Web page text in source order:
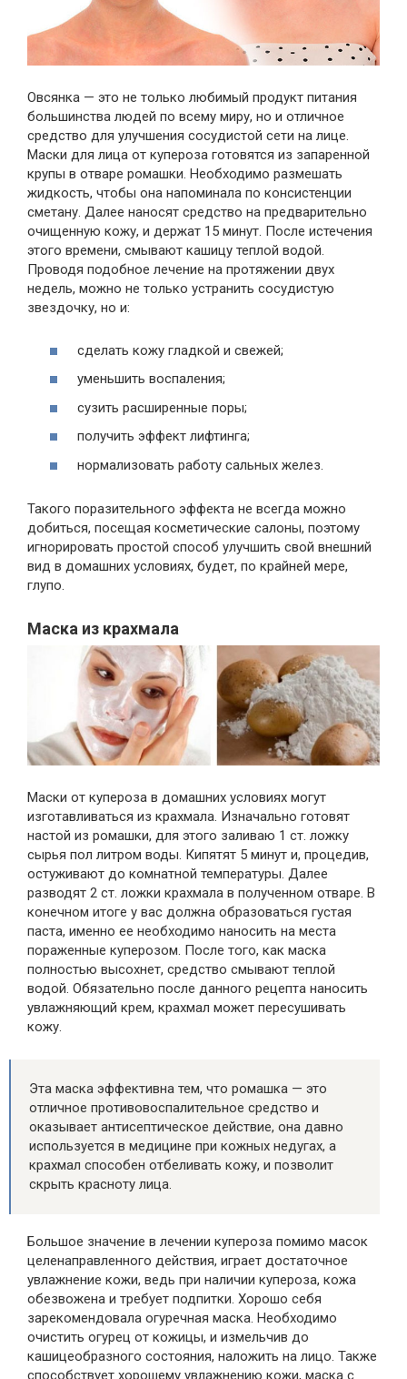
Овсянка — это не только любимый продукт питания
большинства людей по всему миру, но и отличное
средство для улучшения сосудистой сети на лице.
Маски для лица от купероза готовятся из запаренной
крупы в отваре ромашки. Необходимо размешать
жидкость, чтобы она напоминала по консистенции
сметану. Далее наносят средство на предварительно
очищенную кожу, и держат 15 минут. После истечения
этого времени, смывают кашицу теплой водой.
Проводя подобное лечение на протяжении двух
недель, можно не только устранить сосудистую
звездочку, но и:
сделать кожу гладкой и свежей;
уменьшить воспаления;
сузить расширенные поры;
получить эффект лифтинга;
нормализовать работу сальных желез.
Такого поразительного эффекта не всегда можно
добиться, посещая косметические салоны, поэтому
игнорировать простой способ улучшить свой внешний
вид в домашних условиях, будет, по крайней мере,
глупо.
Маска из крахмала
Маски от купероза в домашних условиях могут
изготавливаться из крахмала. Изначально готовят
настой из ромашки, для этого заливаю 1 ст. ложку
сырья пол литром воды. Кипятят 5 минут и, процедив,
остуживают до комнатной температуры. Далее
разводят 2 ст. ложки крахмала в полученном отваре. В
конечном итоге у вас должна образоваться густая
паста, именно ее необходимо наносить на места
пораженные куперозом. После того, как маска
полностью высохнет, средство смывают теплой
водой. Обязательно после данного рецепта наносить
увлажняющий крем, крахмал может пересушивать
кожу.
Эта маска эффективна тем, что ромашка — это
отличное противовоспалительное средство и
оказывает антисептическое действие, она давно
используется в медицине при кожных недугах, а
крахмал способен отбеливать кожу, и позволит
скрыть красноту лица.
Большое значение в лечении купероза помимо масок
целенаправленного действия, играет достаточное
увлажнение кожи, ведь при наличии купероза, кожа
обезвожена и требует подпитки. Хорошо себя
зарекомендовала огуречная маска. Необходимо
очистить огурец от кожицы, и измельчив до
кашицеобразного состояния, наложить на лицо. Также
способствует хорошему увлажнению кожи, маска с